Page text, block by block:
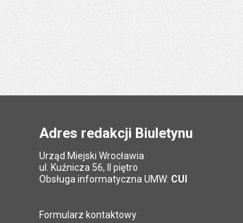
Adres redakcji Biuletynu
Urząd Miejski Wrocławia
ul. Kuźnicza 56, II piętro
Obsługa informatyczna UMW: CUI
Formularz kontaktowy